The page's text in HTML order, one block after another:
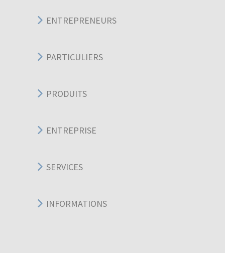
ENTREPRENEURS
PARTICULIERS
PRODUITS
ENTREPRISE
SERVICES
INFORMATIONS